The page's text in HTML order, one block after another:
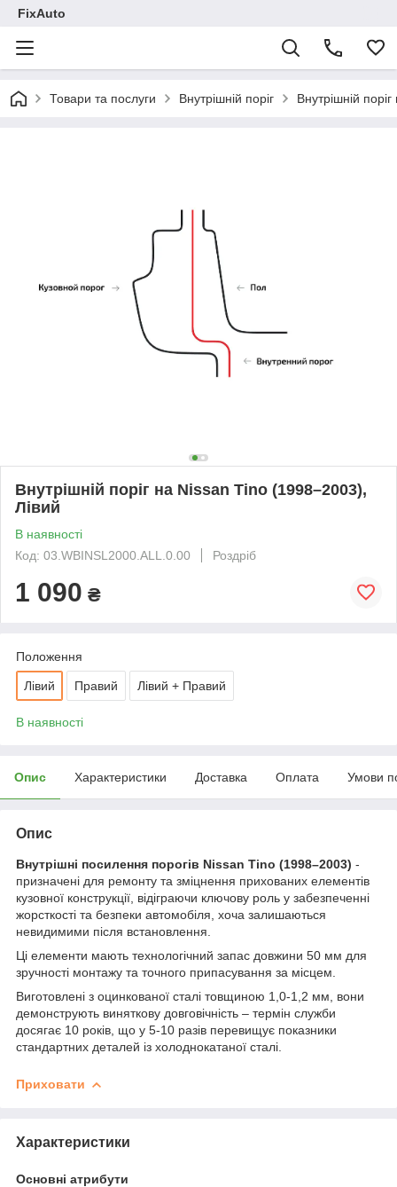
FixAuto
Товари та послуги Внутрішній поріг Внутрішній
Внутрішній поріг на Nissan Tino (1998–2003),
Лівий
В наявності
Код: 03.WBINSL2000.ALL.0.00
Роздріб
1 090 ₴
Положення
Лівий Правий Лівий + Правий
В наявності
Опис Характеристики Доставка Оплата Умови
Опис
Внутрішні посилення порогів Nissan Tino (1998–2003) -
призначені для ремонту та зміцнення прихованих елементів
кузовної конструкції, відіграючи ключову роль у забезпеченні
жорсткості та безпеки автомобіля, хоча залишаються
невидимими після встановлення.
Ці елементи мають технологічний запас довжини 50 мм для
зручності монтажу та точного припасування за місцем.
Виготовлені з оцинкованої сталі товщиною 1,0-1,2 мм, вони
демонструють виняткову довговічність – термін служби
досягає 10 років, що у 5-10 разів перевищує показники
стандартних деталей із холоднокатаної сталі.
Приховати
Характеристики
Основні атрибути